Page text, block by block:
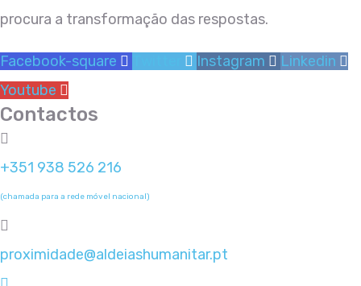
procura a transformação das respostas.
Facebook-square Instagram
Linkedin
Youtube
Contactos
+351 938 526 216
(chamada para a rede móvel nacional)
proximidade@aldeiashumanitar.pt